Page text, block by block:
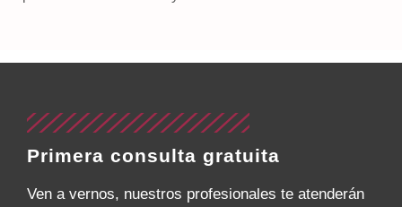
Primera consulta gratuita
Ven a vernos, nuestros profesionales te atenderán